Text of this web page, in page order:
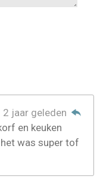
2 jaar geleden
en keuken
was super tof